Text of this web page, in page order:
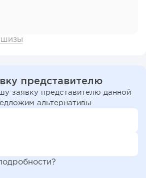
представителю
заявку представителю данной
альтернативы